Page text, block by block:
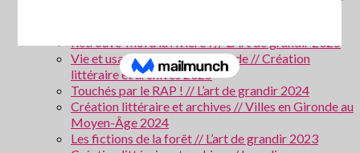
Retrouve-moi à la rivière ! // L’Art de grandir 2025
Vie et usages de l’eau en Gironde // Création
littéraire et archives 2025
Touchés par le RAP ! // L’art de grandir 2024
Création littéraire et archives // Villes en Gironde au
Moyen-Âge 2024
Les fictions de la forêt // L’art de grandir 2023